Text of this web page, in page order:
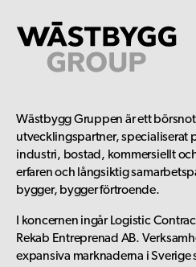
Wästbygg Gruppen är ett
utvecklingspartner, specialiserat
industri, bostad, kommersiellt
erfaren och långsiktig
bygger, bygger förtroende.
I koncernen ingår Logistic
Rekab Entreprenad AB.
expansiva marknaderna i Sverige